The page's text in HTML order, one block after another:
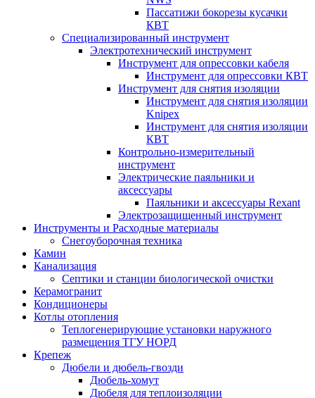
Пассатижи бокорезы кусачки
КВТ
Специализированный инструмент
Электротехнический инструмент
Инструмент для опрессовки кабеля
Инструмент для опрессовки КВТ
Инструмент для снятия изоляции
Инструмент для снятия изоляции
Knipex
Инструмент для снятия изоляции
КВТ
Контрольно-измерительный
инструмент
Электрические паяльники и
аксессуары
Паяльники и аксессуары Rexant
Электрозащищенный инструмент
Инструменты и Расходные материалы
Снегоуборочная техника
Камин
Канализация
Септики и станции биологической очистки
Керамогранит
Кондиционеры
Котлы отопления
Теплогенерирующие установки наружного
размещения ТГУ НОРД
Крепеж
Дюбели и дюбель-гвозди
Дюбель-хомут
Дюбеля для теплоизоляции